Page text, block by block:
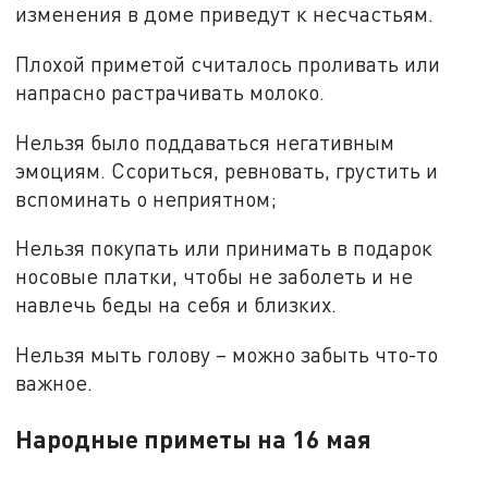
изменения в доме приведут к несчастьям.
Плохой приметой считалось проливать или
напрасно растрачивать молоко.
Нельзя было поддаваться негативным
эмоциям. Ссориться, ревновать, грустить и
вспоминать о неприятном;
Нельзя покупать или принимать в подарок
носовые платки, чтобы не заболеть и не
навлечь беды на себя и близких.
Нельзя мыть голову – можно забыть что-то
важное.
Народные приметы на 16 мая